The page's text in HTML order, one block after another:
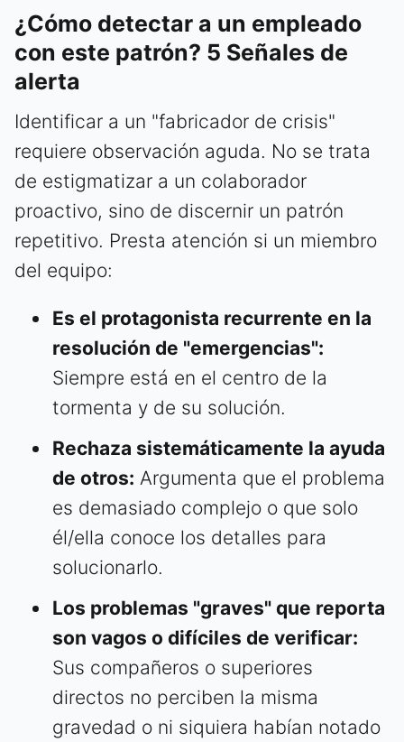
¿Cómo detectar a un empleado
con este patrón? 5 Señales de
alerta
Identificar a un "fabricador de crisis"
requiere observación aguda. No se trata
de estigmatizar a un colaborador
proactivo, sino de discernir un patrón
repetitivo. Presta atención si un miembro
del equipo:
Es el protagonista recurrente en la
resolución de "emergencias":
Siempre está en el centro de la
tormenta y de su solución.
Rechaza sistemáticamente la ayuda
de otros: Argumenta que el problema
es demasiado complejo o que solo
él/ella conoce los detalles para
solucionarlo.
Los problemas "graves" que reporta
son vagos o difíciles de verificar:
Sus compañeros o superiores
directos no perciben la misma
gravedad o ni siquiera habían notado